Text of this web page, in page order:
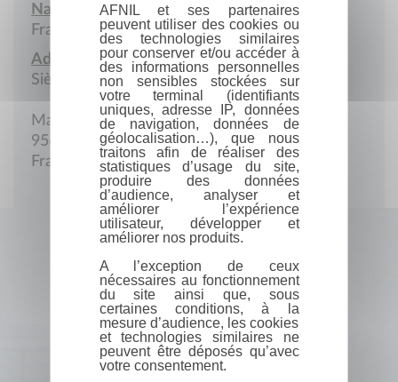
Nationalité :
France
Adresse :
Siège social
Mairie
95620 Parmain
France
AFNIL et ses partenaires
peuvent utiliser des cookies ou
des technologies similaires
pour conserver et/ou accéder à
des informations personnelles
non sensibles stockées sur
votre terminal (identifiants
uniques, adresse IP, données
de navigation, données de
géolocalisation…), que nous
traitons afin de réaliser des
statistiques d’usage du site,
produire des données
d’audience, analyser et
améliorer l’expérience
utilisateur, développer et
améliorer nos produits.
A l’exception de ceux
nécessaires au fonctionnement
du site ainsi que, sous
certaines conditions, à la
mesure d’audience, les cookies
et technologies similaires ne
peuvent être déposés qu’avec
votre consentement.